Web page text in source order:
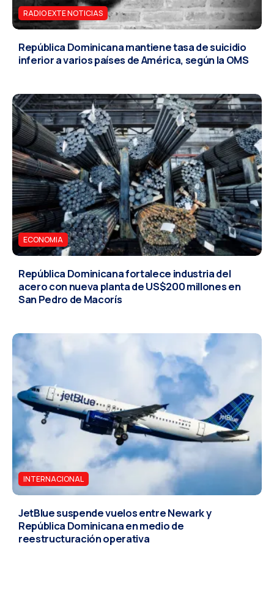
RADIO EXTE NOTICIAS
República Dominicana mantiene tasa de suicidio
inferior a varios países de América, según la OMS
ECONOMIA
República Dominicana fortalece industria del
acero con nueva planta de US$200 millones en
San Pedro de Macorís
INTERNACIONAL
JetBlue suspende vuelos entre Newark y
República Dominicana en medio de
reestructuración operativa